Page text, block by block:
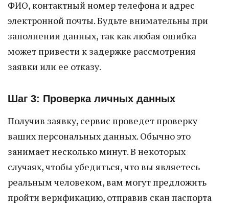
ФИО, контактный номер телефона и адрес
электронной почты. Будьте внимательны при
заполнении данных, так как любая ошибка
может привести к задержке рассмотрения
заявки или ее отказу.
Шаг 3: Проверка личных данных
Получив заявку, сервис проведет проверку
ваших персональных данных. Обычно это
занимает несколько минут. В некоторых
случаях, чтобы убедиться, что вы являетесь
реальным человеком, вам могут предложить
пройти верификацию, отправив скан паспорта